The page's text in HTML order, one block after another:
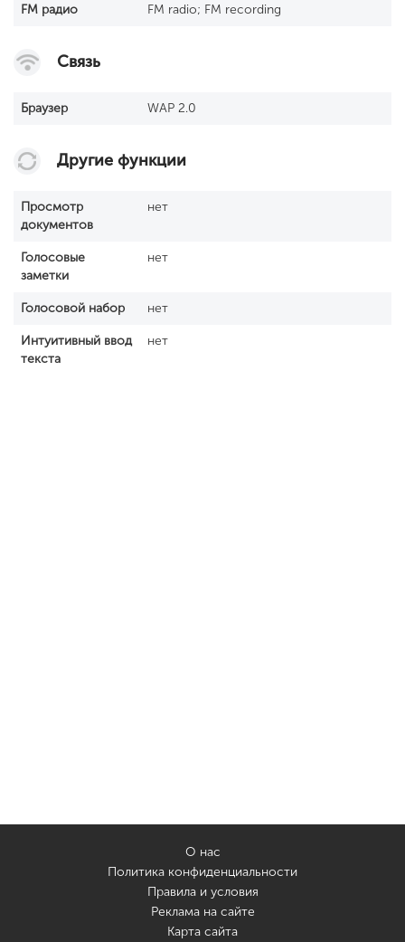
FM радио FM radio; FM recording
Связь
Браузер WAP 2.0
Другие функции
Просмотр
документов
нет
Голосовые
заметки
нет
Голосовой набор нет
Интуитивный ввод
текста
нет
О нас
Политика конфиденциальности
Правила и условия
Реклама на сайте
Карта сайта